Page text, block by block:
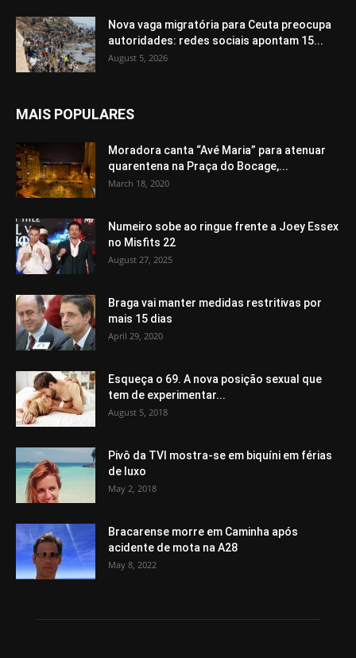
Nova vaga migratória para Ceuta preocupa
autoridades: redes sociais apontam 15...
August 5, 2026
MAIS POPULARES
Moradora canta “Avé Maria” para atenuar
quarentena na Praça do Bocage,...
March 18, 2020
Numeiro sobe ao ringue frente a Joey Essex
no Misfits 22
August 27, 2025
Braga vai manter medidas restritivas por
mais 15 dias
April 29, 2020
Esqueça o 69. A nova posição sexual que
tem de experimentar...
August 5, 2018
Pivô da TVI mostra-se em biquíni em férias
de luxo
May 2, 2018
Bracarense morre em Caminha após
acidente de mota na A28
May 8, 2022